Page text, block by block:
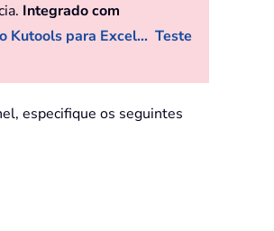
Integrado com
Kutools para Excel... Teste
especifique os seguintes